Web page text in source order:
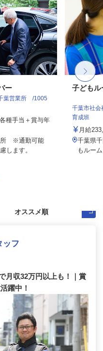
ー
葉営業所 /1005
種手当＋賞与年
所 ※通勤可能
します。
子どもル
千葉市社
育成班
月給
千葉県
もルー
ッフ
月収32万円以上も！｜賞
躍中！